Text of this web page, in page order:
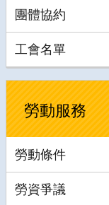
團體協約
工會名單
勞動服務
勞動條件
勞資爭議